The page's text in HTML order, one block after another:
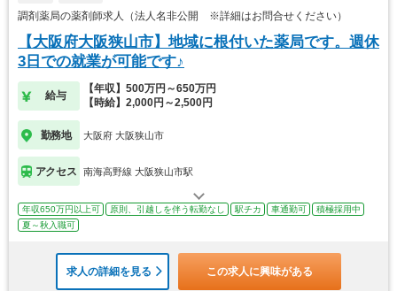
調剤薬局の薬剤師求人（法人名非公開 ※詳細はお問合せください）
【大阪府大阪狭山市】地域に根付いた薬局です。週休
3日での就業が可能です♪
給与
【年収】500万円～650万円
【時給】2,000円～2,500円
勤務地 大阪府 大阪狭山市
アクセス 南海高野線 大阪狭山市駅
年収650万円以上可 原則、引越しを伴う転勤なし 駅チカ 車通勤可
積極採用中
夏～秋入職可
求人の詳細を見る この求人に興味がある